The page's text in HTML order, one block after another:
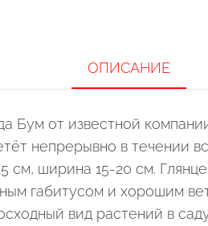
ОПИСАНИЕ
Бум от известной
непрерывно в течении
см, ширина 15-20 см.
габитусом и хорошим
вид растений в